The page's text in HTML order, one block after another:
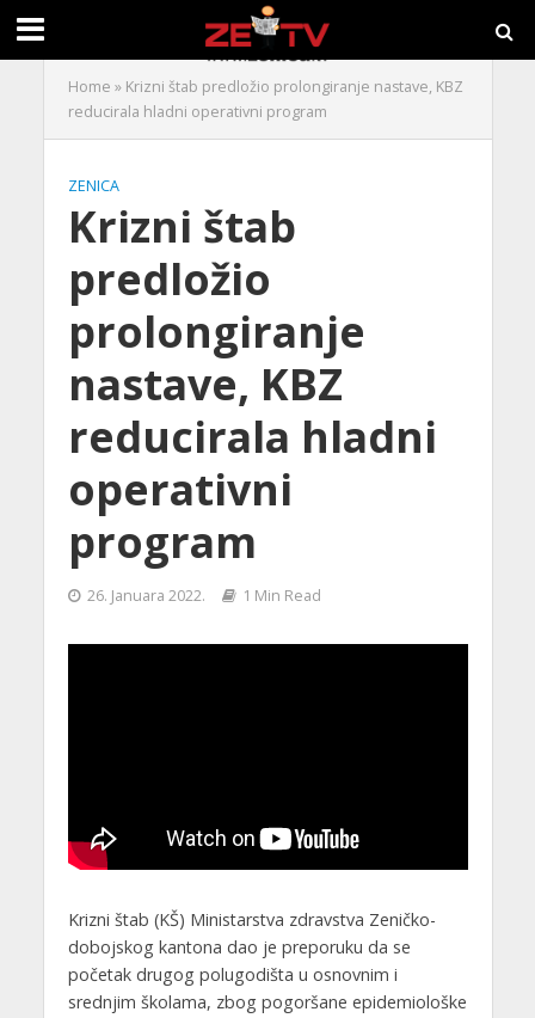
Home » Krizni štab predložio prolongiranje nastave, KBZ
reducirala hladni operativni program
ZENICA
Krizni štab
predložio
prolongiranje
nastave, KBZ
reducirala hladni
operativni
program
26. Januara 2022. 1 Min Read
Krizni štab (KŠ) Ministarstva zdravstva Zeničko-
dobojskog kantona dao je preporuku da se
početak drugog polugodišta u osnovnim i
srednjim školama, zbog pogoršane epidemiološke